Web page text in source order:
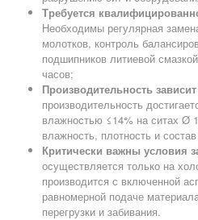
Требуется
Необходимы регулярная
молотков, контроль
подшипников литиевой
часов;
Производительность
производительность
влажностью ≤14% на ситах
влажность, плотность и
Критически важны условия
осуществляется только на
производится с включенной
равномерной подаче
перегрузки и забивания.